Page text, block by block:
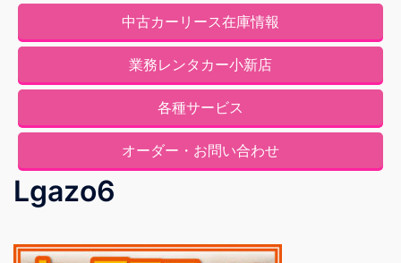
中古カーリース在庫情報
業務レンタカー小新店
各種サービス
オーダー・お問い合わせ
Lgazo6